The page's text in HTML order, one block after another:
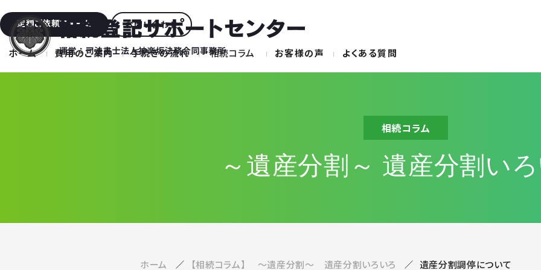
定額ご依頼フォーム お問い合わせ
ホーム 費用のご案内 手続きの流れ 相続コラム お客様の声 よくある質問
相続コラム
～遺産分割～ 遺産分割い
ホーム 【相続コラム】 ～遺産分割～ 遺産分割いろいろ 遺産分割調停について